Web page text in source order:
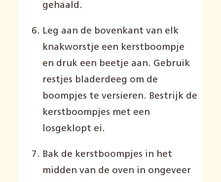
gehaald.
Leg aan de bovenkant van elk
knakworstje een kerstboompje
en druk een beetje aan. Gebruik
restjes bladerdeeg om de
boompjes te versieren. Bestrijk de
kerstboompjes met een
losgeklopt ei.
Bak de kerstboompjes in het
midden van de oven in ongeveer